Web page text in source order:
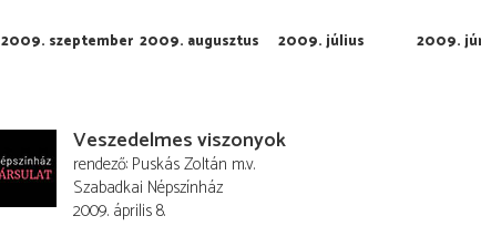
2009. szeptember 2009. augusztus 2009. július 2009.
Veszedelmes viszonyok
rendező Puskás Zoltán m.v.
Szabadkai Népszínház
2009. április 8.